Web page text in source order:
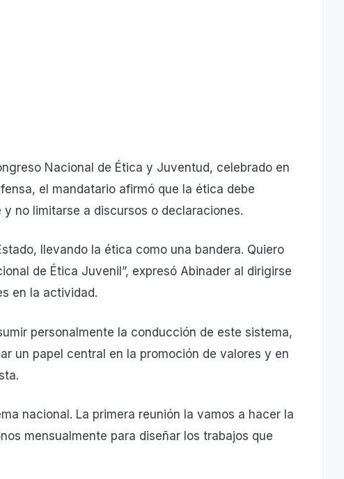
Nacional de Ética y Juventud, celebrado en
el mandatario afirmó que la ética debe
no limitarse a discursos o declaraciones.
llevando la ética como una bandera. Quiero
de Ética Juvenil”, expresó Abinader al dirigirse
en la actividad.
personalmente la conducción de este sistema,
un papel central en la promoción de valores y en
nacional. La primera reunión la vamos a hacer la
mensualmente para diseñar los trabajos que